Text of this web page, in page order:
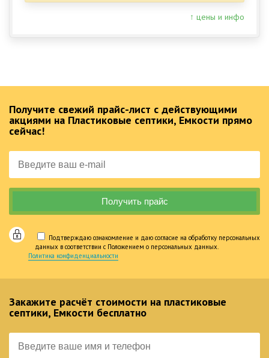
↑ цены и инфо
Получите свежий прайс-лист с действующими
акциями на Пластиковые септики, Емкости прямо
сейчас!
Подтверждаю ознакомление и даю согласие на обработку персональных
данных в соответствии с Положением о персональных данных.
Политика конфиденциальности
Закажите расчёт стоимости на пластиковые
септики, Емкости бесплатно